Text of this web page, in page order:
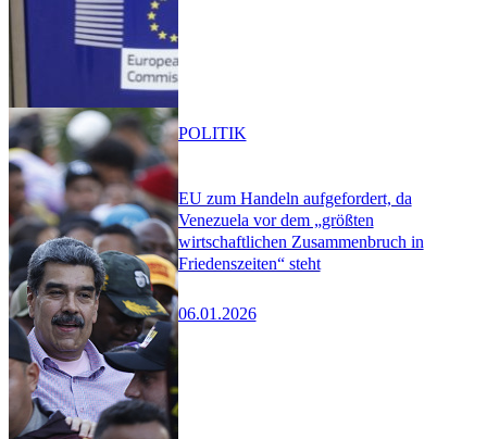
EU zum Handeln aufgefordert, da
Venezuela vor dem „größten
wirtschaftlichen Zusammenbruch in
Friedenszeiten“ steht
06.01.2026
POLITIK